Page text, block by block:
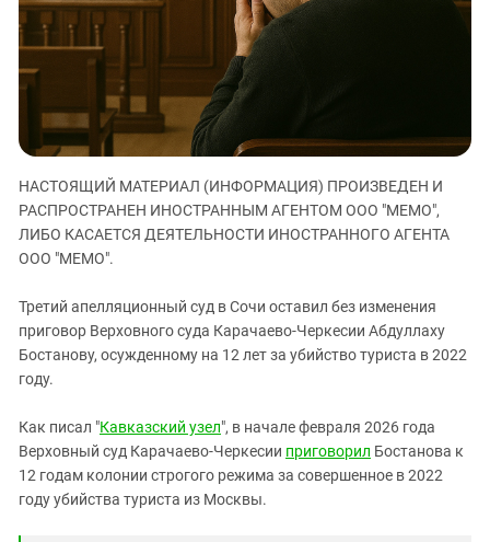
ЗАСТАВЛЯЕТ
КАВКАЗ ЗА ПАЛЕСТИНУ
ИНАКОМЫСЛИЕ В ЧЕЧНЕ
ПРЕСЛЕДОВАНИЕ АКТИВИСТОВ
МОБИЛИЗАЦИЯ И ПРОТЕСТЫ
Ингушетия
Кабардино-Балкария
Карачаево-Черкесия
Краснодарский край
Российская Федерация
Северная Осетия - Алания
СКФО
Ставропольский край
Чечня
Южная Осетия
Южный Кавказ
НАСТОЯЩИЙ МАТЕРИАЛ (ИНФОРМАЦИЯ) ПРОИЗВЕДЕН И
РАСПРОСТРАНЕН ИНОСТРАННЫМ АГЕНТОМ ООО "МЕМО",
ЛИБО КАСАЕТСЯ ДЕЯТЕЛЬНОСТИ ИНОСТРАННОГО АГЕНТА
ООО "МЕМО".
Третий апелляционный суд в Сочи оставил без изменения
приговор Верховного суда Карачаево-Черкесии Абдуллаху
Бостанову, осужденному на 12 лет за убийство туриста в 2022
году.
Как писал "Кавказский узел", в начале февраля 2026 года
Верховный суд Карачаево-Черкесии приговорил Бостанова к
12 годам колонии строгого режима за совершенное в 2022
году убийства туриста из Москвы.